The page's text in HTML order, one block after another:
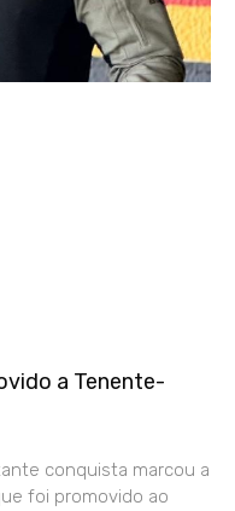
a Tenente-
conquista marcou a
foi promovido ao